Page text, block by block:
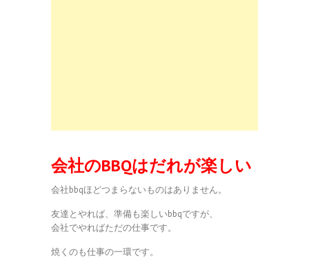
会社のBBQはだれが楽しい
会社bbqほどつまらないものはありません。
友達とやれば、準備も楽しいbbqですが、
会社でやればただの仕事です。
焼くのも仕事の一環です。